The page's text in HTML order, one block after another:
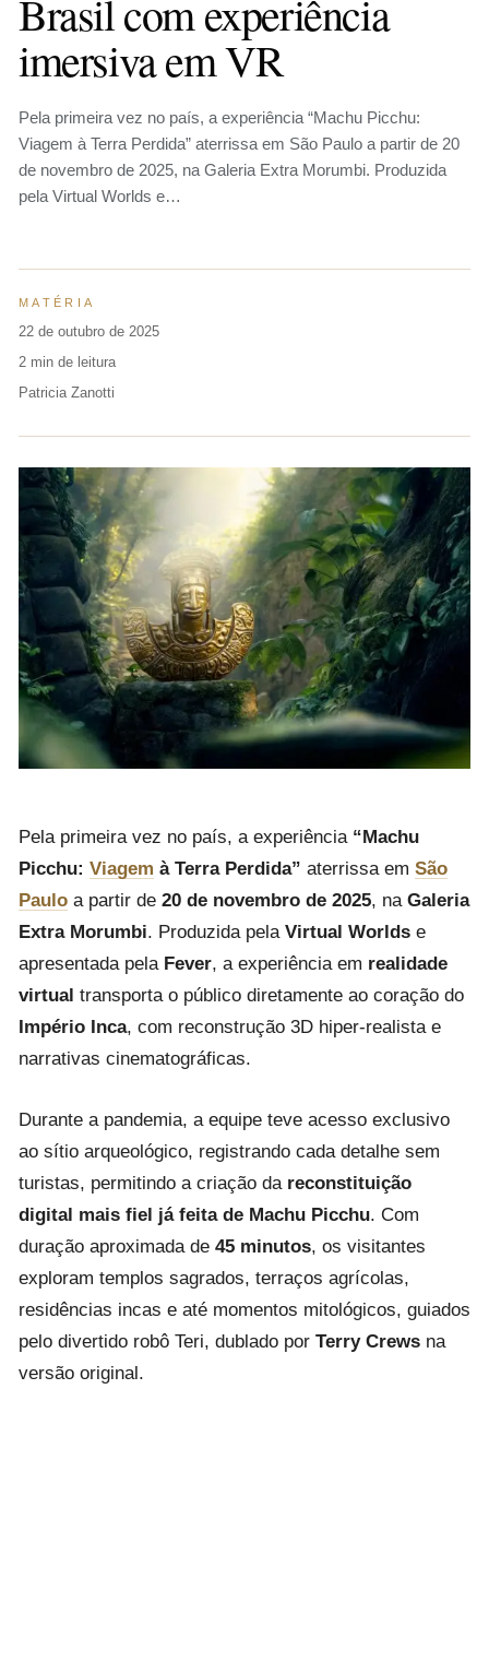
Brasil com experiência
imersiva em VR
Pela primeira vez no país, a experiência “Machu Picchu:
Viagem à Terra Perdida” aterrissa em São Paulo a partir de 20
de novembro de 2025, na Galeria Extra Morumbi. Produzida
pela Virtual Worlds e…
MATÉRIA
22 de outubro de 2025
2 min de leitura
Patricia Zanotti
Pela primeira vez no país, a experiência “Machu
Picchu: Viagem à Terra Perdida” aterrissa em São
Paulo a partir de 20 de novembro de 2025, na Galeria
Extra Morumbi. Produzida pela Virtual Worlds e
apresentada pela Fever, a experiência em realidade
virtual transporta o público diretamente ao coração do
Império Inca, com reconstrução 3D hiper-realista e
narrativas cinematográficas.
Durante a pandemia, a equipe teve acesso exclusivo
ao sítio arqueológico, registrando cada detalhe sem
turistas, permitindo a criação da reconstituição
digital mais fiel já feita de Machu Picchu. Com
duração aproximada de 45 minutos, os visitantes
exploram templos sagrados, terraços agrícolas,
residências incas e até momentos mitológicos, guiados
pelo divertido robô Teri, dublado por Terry Crews na
versão original.